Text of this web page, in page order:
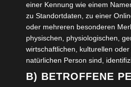
einer Kennung wie einem
zu Standortdaten, zu einer
oder mehreren besonderen
physischen, physiologischen,
wirtschaftlichen, kulturellen
natürlichen Person sind,
B) BETROFFENE